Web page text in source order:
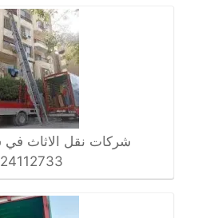
شركات نقل الاثاث في